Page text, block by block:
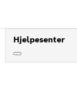
Hjelpesenter